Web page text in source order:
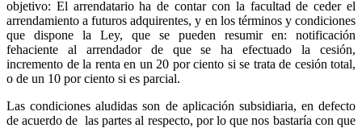
objetivo: El arrendatario ha de contar con la facultad de ceder el
arrendamiento a futuros adquirentes, y en los términos y condiciones
que dispone la Ley, que se pueden resumir en: notificación
fehaciente al arrendador de que se ha efectuado la cesión,
incremento de la renta en un 20 por ciento si se trata de cesión total,
o de un 10 por ciento si es parcial.
Las condiciones aludidas son de aplicación subsidiaria, en defecto
de acuerdo de las partes al respecto, por lo que nos bastaría con que